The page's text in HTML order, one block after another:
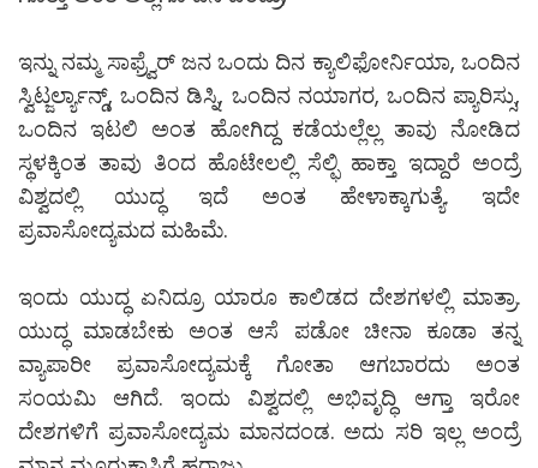
ಇನ್ನು ನಮ್ಮ ಸಾಫ್ರ್ವೆರ್ ಜನ ಒಂದು ದಿನ ಕ್ಯಾಲಿಫೋರ್ನಿಯಾ, ಒಂದಿನ
ಸ್ವಿಟ್ಜರ್ಲ್ಯಾನ್ಡ್, ಒಂದಿನ ಡಿಸ್ನಿ, ಒಂದಿನ ನಯಾಗರ, ಒಂದಿನ ಪ್ಯಾರಿಸ್ಸು,
ಒಂದಿನ ಇಟಲಿ ಅಂತ ಹೋಗಿದ್ದ ಕಡೆಯಲ್ಲೆಲ್ಲ ತಾವು ನೋಡಿದ
ಸ್ಥಳಕ್ಕಿಂತ ತಾವು ತಿಂದ ಹೊಟೇಲಲ್ಲಿ ಸೆಲ್ಫಿ ಹಾಕ್ತಾ ಇದ್ದಾರೆ ಅಂದ್ರೆ
ವಿಶ್ವದಲ್ಲಿ ಯುದ್ಧ ಇದೆ ಅಂತ ಹೇಳಾಕ್ಕಾಗುತ್ಯೆ. ಇದೇ
ಪ್ರವಾಸೋದ್ಯಮದ ಮಹಿಮೆ.
ಇಂದು ಯುದ್ಧ ಏನಿದ್ರೂ ಯಾರೂ ಕಾಲಿಡದ ದೇಶಗಳಲ್ಲಿ ಮಾತ್ರಾ.
ಯುದ್ಧ ಮಾಡಬೇಕು ಅಂತ ಆಸೆ ಪಡೋ ಚೀನಾ ಕೂಡಾ ತನ್ನ
ವ್ಯಾಪಾರೀ ಪ್ರವಾಸೋದ್ಯಮಕ್ಕೆ ಗೋತಾ ಆಗಬಾರದು ಅಂತ
ಸಂಯಮಿ ಆಗಿದೆ. ಇಂದು ವಿಶ್ವದಲ್ಲಿ ಅಭಿವೃದ್ಧಿ ಆಗ್ತಾ ಇರೋ
ದೇಶಗಳಿಗೆ ಪ್ರವಾಸೋದ್ಯಮ ಮಾನದಂಡ. ಅದು ಸರಿ ಇಲ್ಲ ಅಂದ್ರೆ